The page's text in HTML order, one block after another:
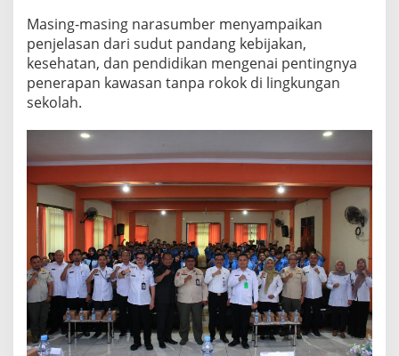
Masing-masing narasumber menyampaikan
penjelasan dari sudut pandang kebijakan,
kesehatan, dan pendidikan mengenai pentingnya
penerapan kawasan tanpa rokok di lingkungan
sekolah.